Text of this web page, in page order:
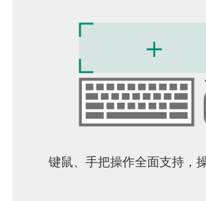
键鼠、手把操作全面支持，